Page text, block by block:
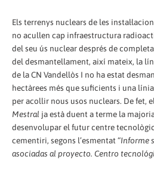
Els terrenys nuclears de les
no acullen cap infraestructura
del seu ús nuclear després de
del desmantellament, així mateix, la
de la CN Vandellòs I no ha estat
hectàrees més que suficients i una
per acollir nous usos nuclears. De fet, el
Mestral ja està duent a terme la
desenvolupar el futur centre tecnològic
cementiri, segons l’esmentat “Informe
asociadas al proyecto. Centro